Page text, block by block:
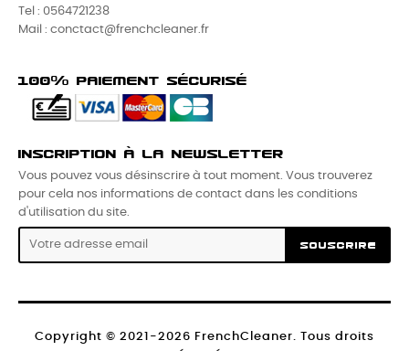
Tel : 0564721238
Mail : conctact@frenchcleaner.fr
100% PAIEMENT SÉCURISÉ
INSCRIPTION À LA NEWSLETTER
Vous pouvez vous désinscrire à tout moment. Vous trouverez
pour cela nos informations de contact dans les conditions
d'utilisation du site.
SOUSCRIRE
Copyright © 2021-2026 FrenchCleaner. Tous droits